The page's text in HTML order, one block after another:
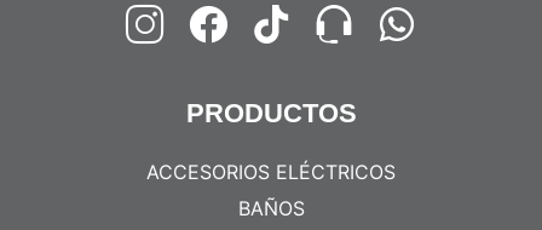
PRODUCTOS
ACCESORIOS ELÉCTRICOS
BAÑOS